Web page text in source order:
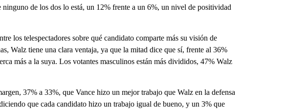
de los dos lo está, un 12% frente a un 6%, un nivel de positividad
los telespectadores sobre qué candidato comparte más su visión de
Walz tiene una clara ventaja, ya que la mitad dice que sí, frente al 36%
más a la suya. Los votantes masculinos están más divididos, 47% Walz
37% a 33%, que Vance hizo un mejor trabajo que Walz en la defensa
que cada candidato hizo un trabajo igual de bueno, y un 3% que